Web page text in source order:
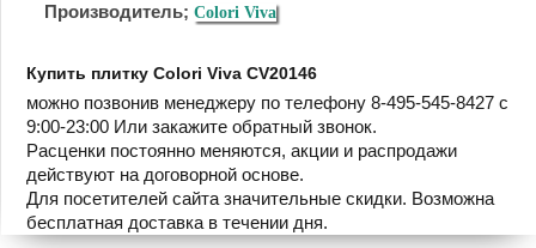
Производитель; Colori Viva
Купить плитку Colori Viva CV20146
можно позвонив менеджеру по телефону 8-495-545-8427 с
9:00-23:00 Или закажите обратный звонок.
Расценки постоянно меняются, акции и распродажи
действуют на договорной основе.
Для посетителей сайта значительные скидки. Возможна
бесплатная доставка в течении дня.